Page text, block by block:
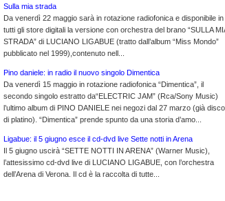
Sulla mia strada
Da venerdì 22 maggio sarà in rotazione radiofonica e disponibile in
tutti gli store digitali la versione con orchestra del brano “SULLA
STRADA” di LUCIANO LIGABUE (tratto dall’album “Miss Mondo”
pubblicato nel 1999),contenuto nell...
Pino daniele: in radio il nuovo singolo Dimentica
Da venerdì 15 maggio in rotazione radiofonica “Dimentica”, il
secondo singolo estratto da“ELECTRIC JAM” (Rca/Sony Music)
l’ultimo album di PINO DANIELE nei negozi dal 27 marzo (già disco
di platino). “Dimentica” prende spunto da una storia d’amo...
Ligabue: il 5 giugno esce il cd-dvd live Sette notti in Arena
Il 5 giugno uscirà “SETTE NOTTI IN ARENA” (Warner Music),
l’attesissimo cd-dvd live di LUCIANO LIGABUE, con l’orchestra
dell’Arena di Verona. Il cd è la raccolta di tutte...